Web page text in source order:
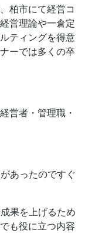
柏市にて経営コ
営理論や一倉定
ティングを得意
ーでは多くの卒
営者・管理職・
あったのですぐ
果を上げるため
も役に立つ内容